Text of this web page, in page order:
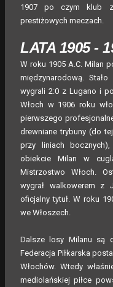
1907 po czym klub
prestiżowych meczach.
LATA 1905 -
W roku 1905 A.C. Milan
międzynarodową.
wygrali 2:0 z Lugano i
Włoch w 1906 roku
pierwszego
drewniane trybuny (do
przy liniach
obiekcie Milan w
Mistrzostwo Włoch.
wygrał walkowerem z
oficjalny tytuł. W roku
we Włoszech.
Dalsze losy Milanu są
Federacja Piłkarska
Włochów. Wtedy
mediolańskiej piłce